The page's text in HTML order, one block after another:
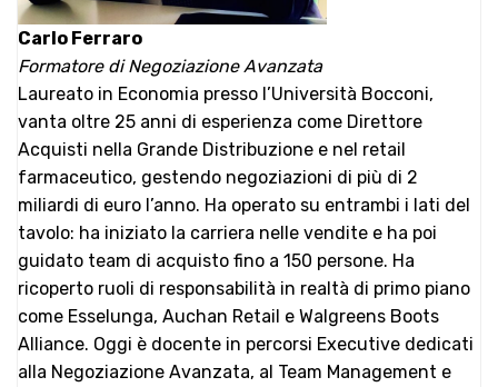
Carlo Ferraro
Formatore di Negoziazione Avanzata
Laureato in Economia presso l’Università Bocconi,
vanta oltre 25 anni di esperienza come Direttore
Acquisti nella Grande Distribuzione e nel retail
farmaceutico, gestendo negoziazioni di più di 2
miliardi di euro l’anno. Ha operato su entrambi i lati del
tavolo: ha iniziato la carriera nelle vendite e ha poi
guidato team di acquisto fino a 150 persone. Ha
ricoperto ruoli di responsabilità in realtà di primo piano
come Esselunga, Auchan Retail e Walgreens Boots
Alliance. Oggi è docente in percorsi Executive dedicati
alla Negoziazione Avanzata, al Team Management e